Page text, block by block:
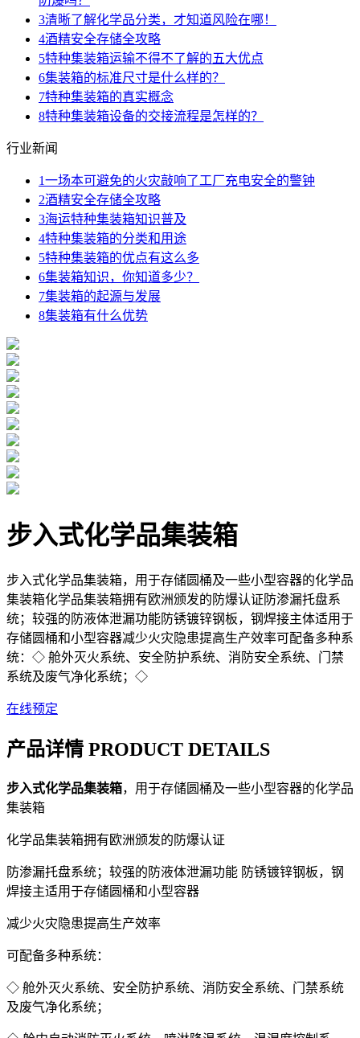
3清晰了解化学品分类，才知道风险在哪！
4酒精安全存储全攻略
5特种集装箱运输不得不了解的五大优点
6集装箱的标准尺寸是什么样的？
7特种集装箱的真实概念
8特种集装箱设备的交接流程是怎样的？
行业新闻
1一场本可避免的火灾敲响了工厂充电安全的警钟
2酒精安全存储全攻略
3海运特种集装箱知识普及
4特种集装箱的分类和用途
5特种集装箱的优点有这么多
6集装箱知识，你知道多少？
7集装箱的起源与发展
8集装箱有什么优势
步入式化学品集装箱
步入式化学品集装箱，用于存储圆桶及一些小型容器的化学品
集装箱化学品集装箱拥有欧洲颁发的防爆认证防渗漏托盘系
统；较强的防液体泄漏功能防锈镀锌钢板，钢焊接主体适用于
存储圆桶和小型容器减少火灾隐患提高生产效率可配备多种系
统：◇ 舱外灭火系统、安全防护系统、消防安全系统、门禁
系统及废气净化系统；◇
在线预定
产品详情 PRODUCT DETAILS
步入式化学品集装箱，用于存储圆桶及一些小型容器的化学品
集装箱
化学品集装箱拥有欧洲颁发的防爆认证
防渗漏托盘系统；较强的防液体泄漏功能 防锈镀锌钢板，钢
焊接主适用于存储圆桶和小型容器
减少火灾隐患提高生产效率
可配备多种系统：
◇ 舱外灭火系统、安全防护系统、消防安全系统、门禁系统
及废气净化系统；